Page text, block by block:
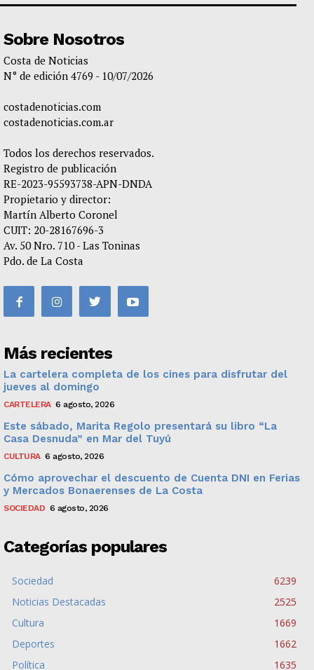
Sobre Nosotros
Costa de Noticias
N° de edición 4769 - 10/07/2026
costadenoticias.com
costadenoticias.com.ar
Todos los derechos reservados.
Registro de publicación
RE-2023-95593738-APN-DNDA
Propietario y director:
Martín Alberto Coronel
CUIT: 20-28167696-3
Av. 50 Nro. 710 - Las Toninas
Pdo. de La Costa
Más recientes
La cartelera completa de los cines para disfrutar del
jueves al domingo
CARTELERA 6 agosto, 2026
Este sábado, Marita Regolo presentará su libro “La
Casa Desnuda” en Mar del Tuyú
CULTURA 6 agosto, 2026
Cómo aprovechar el descuento de Cuenta DNI en Ferias
y Mercados Bonaerenses de La Costa
SOCIEDAD 6 agosto, 2026
Categorías populares
Sociedad
6239
Noticias Destacadas
2525
Cultura
1669
Deportes
1662
Política
1635